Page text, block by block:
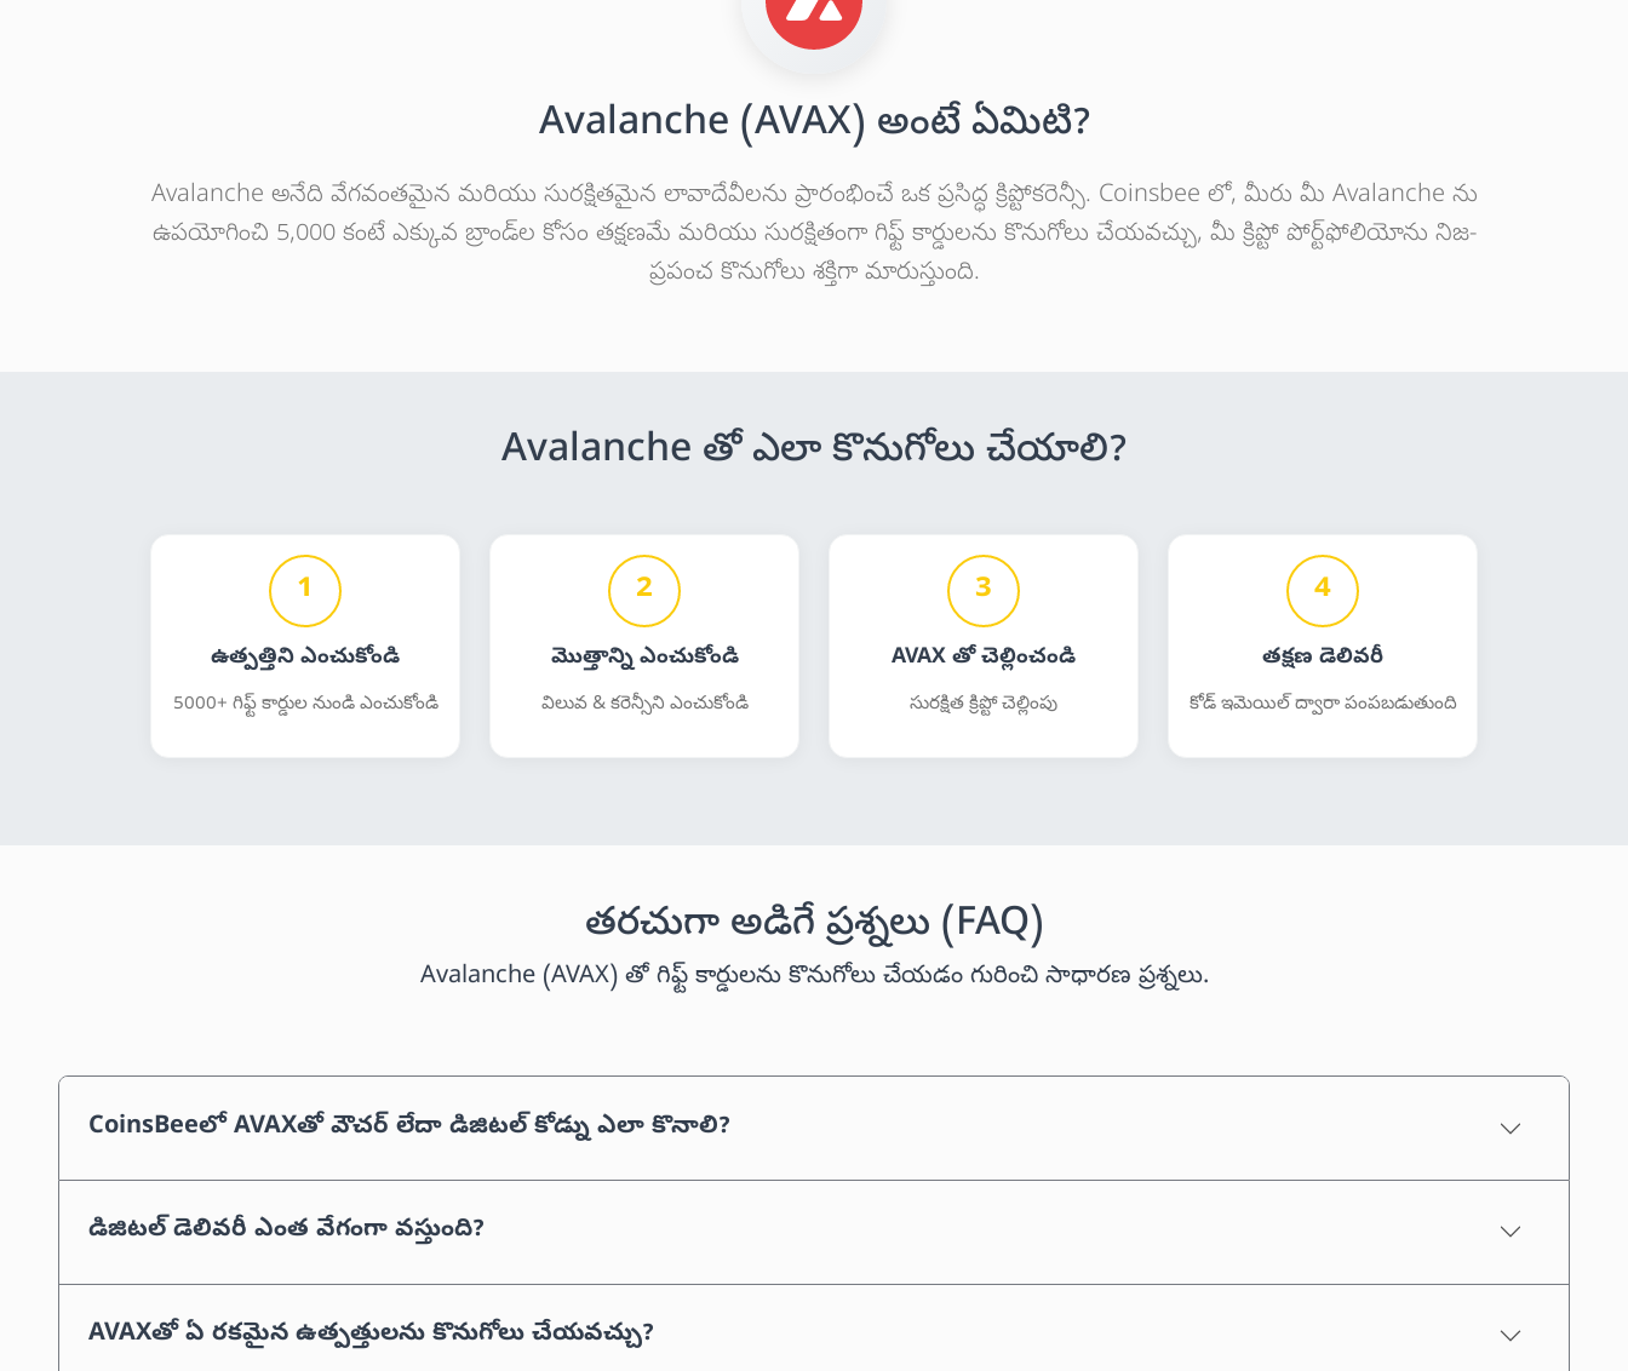
Avalanche (AVAX) అంటే ఏమిటి?
Avalanche అనేది వేగవంతమైన మరియు సురక్షితమైన లావాదేవీలను ప్రారంభించే ఒక ప్రసిద్ధ క్రిప్టోకరెన్సీ. Coinsbee లో, మీరు మీ Avalanche ను
ఉపయోగించి 5,000 కంటే ఎక్కువ బ్రాండ్‌ల కోసం తక్షణమే మరియు సురక్షితంగా గిఫ్ట్ కార్డులను కొనుగోలు చేయవచ్చు, మీ క్రిప్టో పోర్ట్‌ఫోలియోను నిజ-
ప్రపంచ కొనుగోలు శక్తిగా మారుస్తుంది.
Avalanche తో ఎలా కొనుగోలు చేయాలి?
1
ఉత్పత్తిని ఎంచుకోండి
5000+ గిఫ్ట్ కార్డుల నుండి ఎంచుకోండి
2
మొత్తాన్ని ఎంచుకోండి
విలువ & కరెన్సీని ఎంచుకోండి
3
AVAX తో చెల్లించండి
సురక్షిత క్రిప్టో చెల్లింపు
4
తక్షణ డెలివరీ
కోడ్ ఇమెయిల్ ద్వారా పంపబడుతుంది
తరచుగా అడిగే ప్రశ్నలు (FAQ)
Avalanche (AVAX) తో గిఫ్ట్ కార్డులను కొనుగోలు చేయడం గురించి సాధారణ ప్రశ్నలు.
CoinsBeeలో AVAXతో వౌచర్ లేదా డిజిటల్ కోడ్ను ఎలా కొనాలి?
డిజిటల్ డెలివరీ ఎంత వేగంగా వస్తుంది?
AVAXతో ఏ రకమైన ఉత్పత్తులను కొనుగోలు చేయవచ్చు?